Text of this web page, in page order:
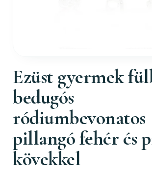
Ezüst gyermek
bedugós
ródiumbevonatos
pillangó fehér és
kövekkel